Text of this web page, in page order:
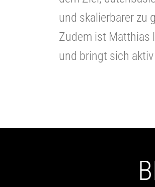
und skalierbarer zu
Zudem ist Matthias
und bringt sich